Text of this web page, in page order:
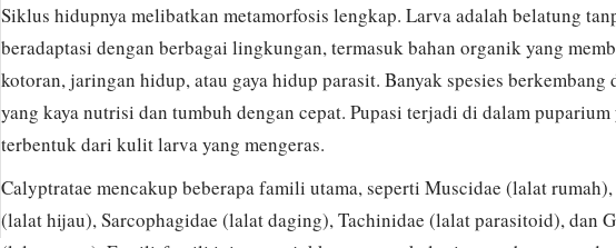
Siklus hidupnya melibatkan metamorfosis lengkap. Larva adalah belatung
beradaptasi dengan berbagai lingkungan, termasuk bahan organik yang
kotoran, jaringan hidup, atau gaya hidup parasit. Banyak spesies berkembang
yang kaya nutrisi dan tumbuh dengan cepat. Pupasi terjadi di dalam puparium
terbentuk dari kulit larva yang mengeras.
Calyptratae mencakup beberapa famili utama, seperti Muscidae (lalat
(lalat hijau), Sarcophagidae (lalat daging), Tachinidae (lalat parasitoid), dan